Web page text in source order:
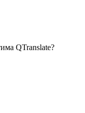
QTranslate?